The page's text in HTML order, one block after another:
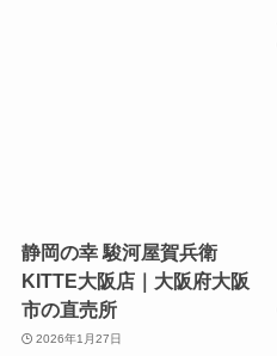
静岡の幸 駿河屋賀兵衛
KITTE大阪店｜大阪府大阪
市の直売所
2026年1月27日